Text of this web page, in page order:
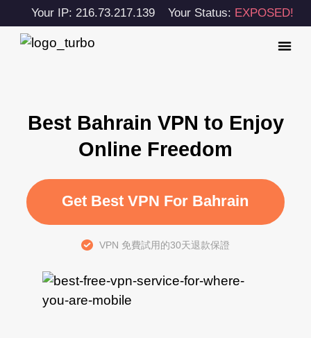
Your IP: 216.73.217.139 Your Status: EXPOSED!
Best Bahrain VPN to Enjoy
Online Freedom
Get Best VPN For Bahrain
VPN 免費試用的30天退款保證